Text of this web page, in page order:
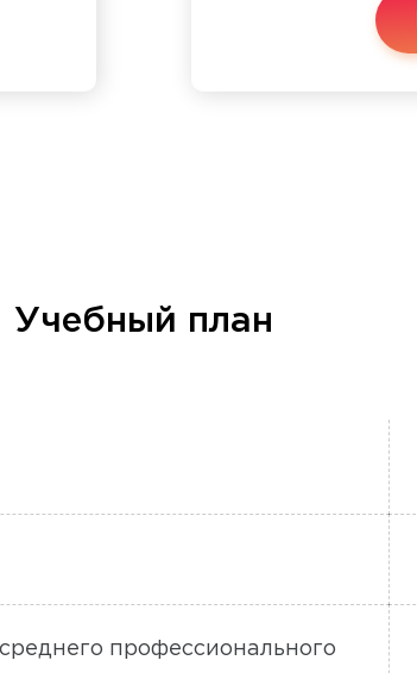
Учебный план
профессионального